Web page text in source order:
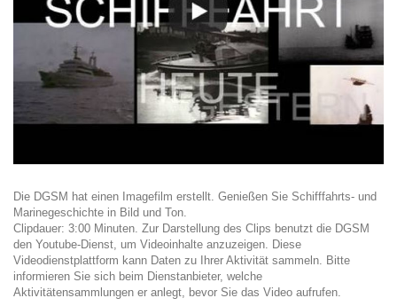
Die DGSM hat einen Imagefilm erstellt. Genießen Sie Schifffahrts- und
Marinegeschichte in Bild und Ton.
Clipdauer: 3:00 Minuten. Zur Darstellung des Clips benutzt die DGSM
den Youtube-Dienst, um Videoinhalte anzuzeigen. Diese
Videodienstplattform kann Daten zu Ihrer Aktivität sammeln. Bitte
informieren Sie sich beim Dienstanbieter, welche
Aktivitätensammlungen er anlegt, bevor Sie das Video aufrufen.